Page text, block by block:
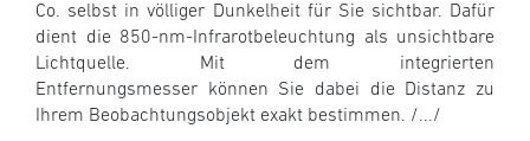
Co. selbst in völliger Dunkelheit für Sie sichtbar. Dafür
dient die 850-nm-Infrarotbeleuchtung als unsichtbare
Lichtquelle. Mit dem integrierten
Entfernungsmesser können Sie dabei die Distanz zu
Ihrem Beobachtungsobjekt exakt bestimmen. /.../